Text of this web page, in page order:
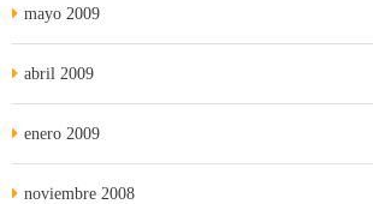
mayo 2009
abril 2009
enero 2009
noviembre 2008